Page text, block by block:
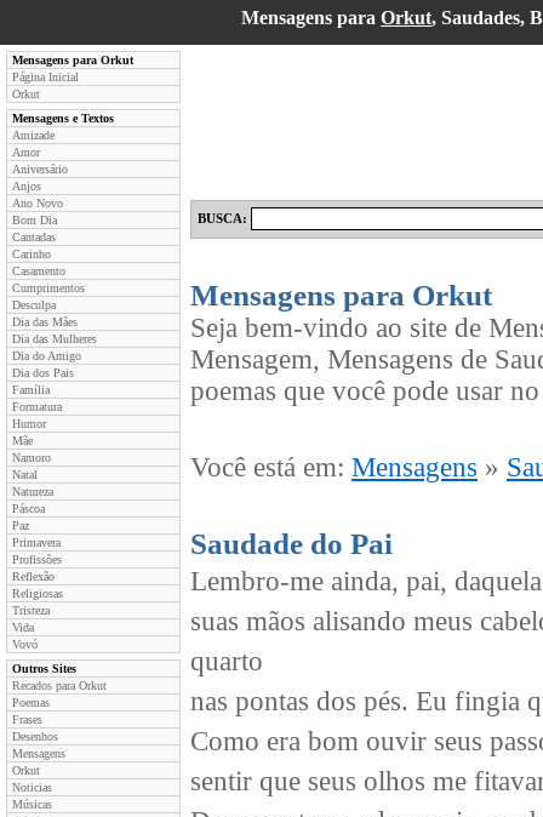
Mensagens para Orkut, Saudades,
Mensagens para Orkut
Página Inicial
Orkut
Mensagens e Textos
Amizade
Amor
Aniversário
Anjos
Ano Novo
Bom Dia
Cantadas
Carinho
Casamento
Cumprimentos
Desculpa
Dia das Mães
Dia das Mulheres
Dia do Amigo
Dia dos Pais
Família
Formatura
Humor
Mãe
Namoro
Natal
Natureza
Páscoa
Paz
Primavera
Profissões
Reflexão
Religiosas
Tristeza
Vida
Vovó
Outros Sites
Recados para Orkut
Poemas
Frases
Desenhos
Mensagens
Orkut
Noticias
Músicas
BUSCA:
Mensagens para Orkut
Seja bem-vindo ao site de
Mensagem, Mensagens de
poemas que você pode usar
Você está em: Mensagens »
Saudade do Pai
Lembro-me ainda, pai,
suas mãos alisando meus
quarto
nas pontas dos pés. Eu fingia
Como era bom ouvir seus
sentir que seus olhos me